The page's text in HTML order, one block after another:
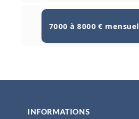
7000 à 8000 € mensuel
INFORMATIONS